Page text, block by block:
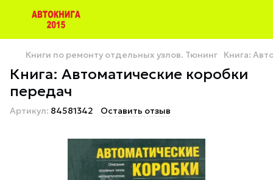
Книги по ремонту отдельных узлов. Тюнинг Книга:
Книга: Автоматические коробки
передач
Артикул: 84581342 Оставить отзыв